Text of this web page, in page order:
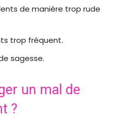
de manière trop rude
trop fréquent.
sagesse.
un mal de
?